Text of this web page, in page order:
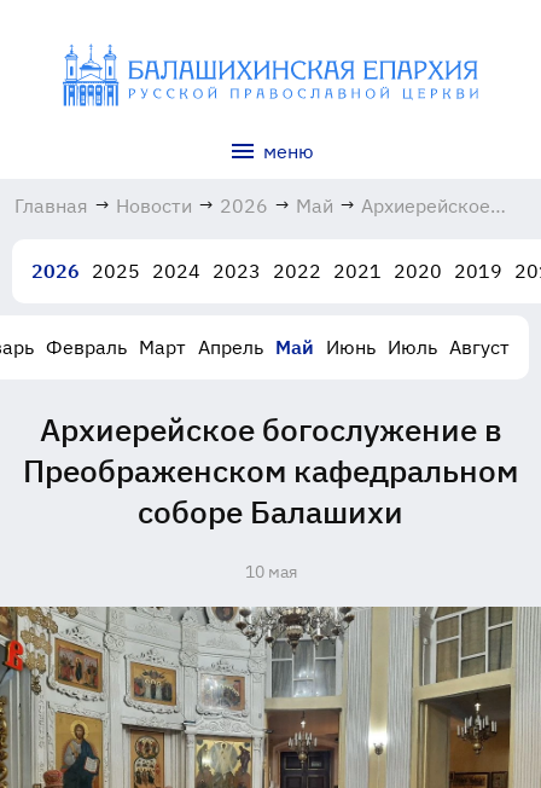
меню
Главная → Новости → 2026 → Май → Архиерейское
кафедральном
2026 2025 2024 2023 2022 2021 2020 2019
Февраль Март Апрель Май Июнь Июль Август
Архиерейское богослужение в
Преображенском кафедральном
соборе Балашихи
10 мая